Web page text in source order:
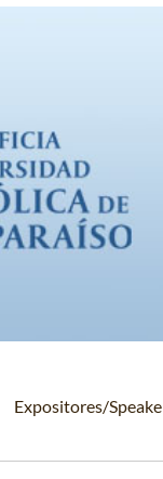
Expositores/